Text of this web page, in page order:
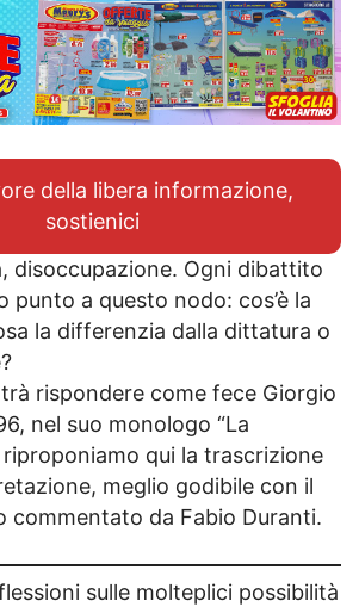
della libera informazione,
sostienici
disoccupazione. Ogni dibattito
punto a questo nodo: cos’è la
la differenzia dalla dittatura o
rispondere come fece Giorgio
nel suo monologo “La
riproponiamo qui la trascrizione
meglio godibile con il
commentato da Fabio Duranti.
sulle molteplici possibilità